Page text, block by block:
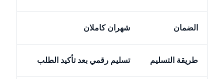
الضمان شهران كاملان
طريقة التسليم تسليم رقمي بعد تأكيد الطلب